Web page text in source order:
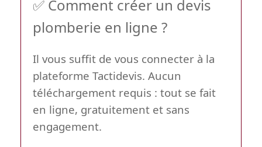
✅ Comment créer un devis
plomberie en ligne ?
Il vous suffit de vous connecter à la
plateforme Tactidevis. Aucun
téléchargement requis : tout se fait
en ligne, gratuitement et sans
engagement.